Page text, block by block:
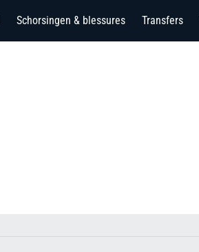
Schorsingen & blessures Transfers